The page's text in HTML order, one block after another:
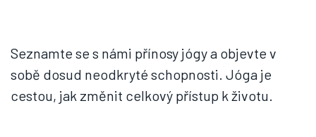
Seznamte se s námi přínosy jógy a objevte v
sobě dosud neodkryté schopnosti. Jóga je
cestou, jak změnit celkový přístup k životu.